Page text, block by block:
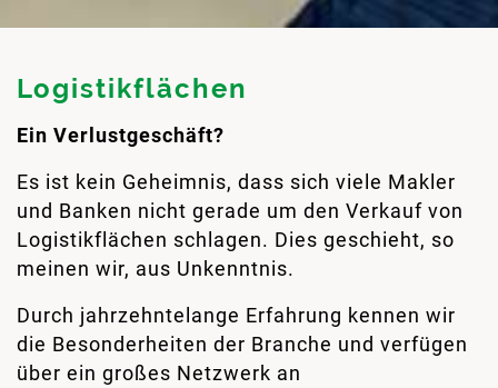
Logistikflächen
Ein Verlustgeschäft?
Es ist kein Geheimnis, dass sich viele Makler
und Banken nicht gerade um den Verkauf von
Logistikflächen schlagen. Dies geschieht, so
meinen wir, aus Unkenntnis.
Durch jahrzehntelange Erfahrung kennen wir
die Besonderheiten der Branche und verfügen
über ein großes Netzwerk an